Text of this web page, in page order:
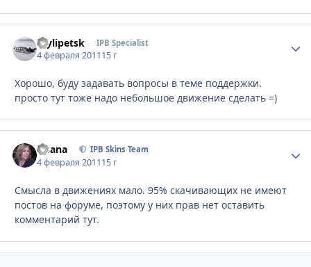
mylipetsk IPB Specialist
4 февраля 201115 г
Хорошо, буду задавать вопросы в теме поддержки.
просто тут тоже надо небольшое движение сделать =)
Fisana IPB Skins Team
4 февраля 201115 г
Смысла в движениях мало. 95% скачивающих не имеют
постов на форуме, поэтому у них прав нет оставить
комментарий тут.